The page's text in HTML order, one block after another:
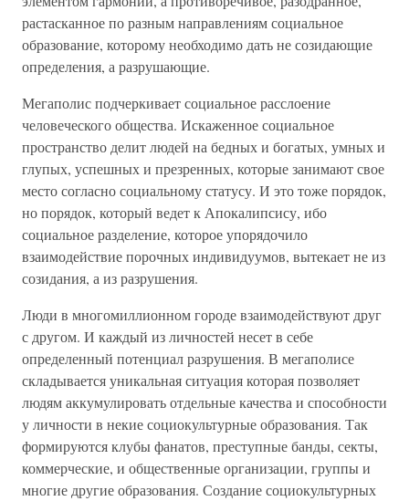
растасканное по разным направлениям социальное
образование, которому необходимо дать не созидающие
определения, а разрушающие.
Мегаполис подчеркивает социальное расслоение
человеческого общества. Искаженное социальное
пространство делит людей на бедных и богатых, умных и
глупых, успешных и презренных, которые занимают свое
место согласно социальному статусу. И это тоже порядок,
но порядок, который ведет к Апокалипсису, ибо
социальное разделение, которое упорядочило
взаимодействие порочных индивидуумов, вытекает не из
созидания, а из разрушения.
Люди в многомиллионном городе взаимодействуют друг
с другом. И каждый из личностей несет в себе
определенный потенциал разрушения. В мегаполисе
складывается уникальная ситуация которая позволяет
людям аккумулировать отдельные качества и способности
у личности в некие социокультурные образования. Так
формируются клубы фанатов, преступные банды, секты,
коммерческие, и общественные организации, группы и
многие другие образования. Создание социокультурных